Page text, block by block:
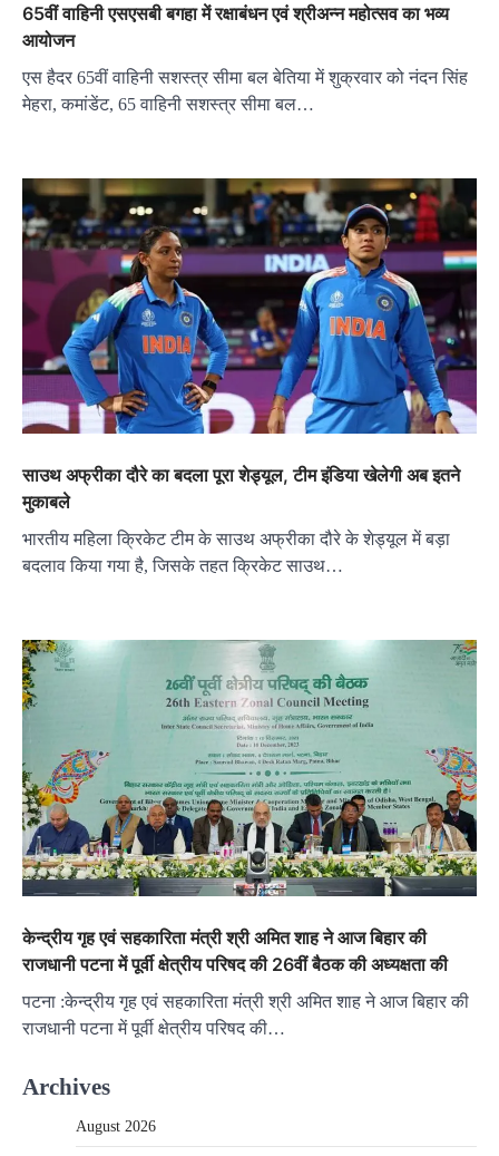
65वीं वाहिनी एसएसबी बगहा में रक्षाबंधन एवं श्रीअन्न महोत्सव का भव्य
आयोजन
एस हैदर 65वीं वाहिनी सशस्त्र सीमा बल बेतिया में शुक्रवार को नंदन सिंह
मेहरा, कमांडेंट, 65 वाहिनी सशस्त्र सीमा बल…
साउथ अफ्रीका दौरे का बदला पूरा शेड्यूल, टीम इंडिया खेलेगी अब इतने
मुकाबले
भारतीय महिला क्रिकेट टीम के साउथ अफ्रीका दौरे के शेड्यूल में बड़ा
बदलाव किया गया है, जिसके तहत क्रिकेट साउथ…
केन्द्रीय गृह एवं सहकारिता मंत्री श्री अमित शाह ने आज बिहार की
राजधानी पटना में पूर्वी क्षेत्रीय परिषद की 26वीं बैठक की अध्यक्षता की
पटना :केन्द्रीय गृह एवं सहकारिता मंत्री श्री अमित शाह ने आज बिहार की
राजधानी पटना में पूर्वी क्षेत्रीय परिषद की…
Archives
August 2026